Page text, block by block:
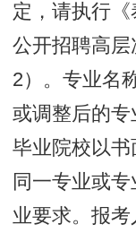
定，请执行
公开招聘高
2）。专业名
或调整后的专
毕业院校以
同一专业或
业要求。报